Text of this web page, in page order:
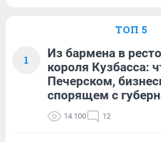
ТОП 5
1
Из бармена в
короля Кузбасса:
Печерском,
спорящем с
14 100 12